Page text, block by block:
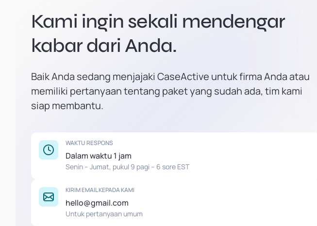
Kami ingin sekali mendengar
kabar dari Anda.
Baik Anda sedang menjajaki CaseActive untuk firma Anda atau
memiliki pertanyaan tentang paket yang sudah ada, tim kami
siap membantu.
WAKTU RESPONS
Dalam waktu 1 jam
Senin – Jumat, pukul 9 pagi – 6 sore EST
KIRIM EMAIL KEPADA KAMI
hello@gmail.com
Untuk pertanyaan umum